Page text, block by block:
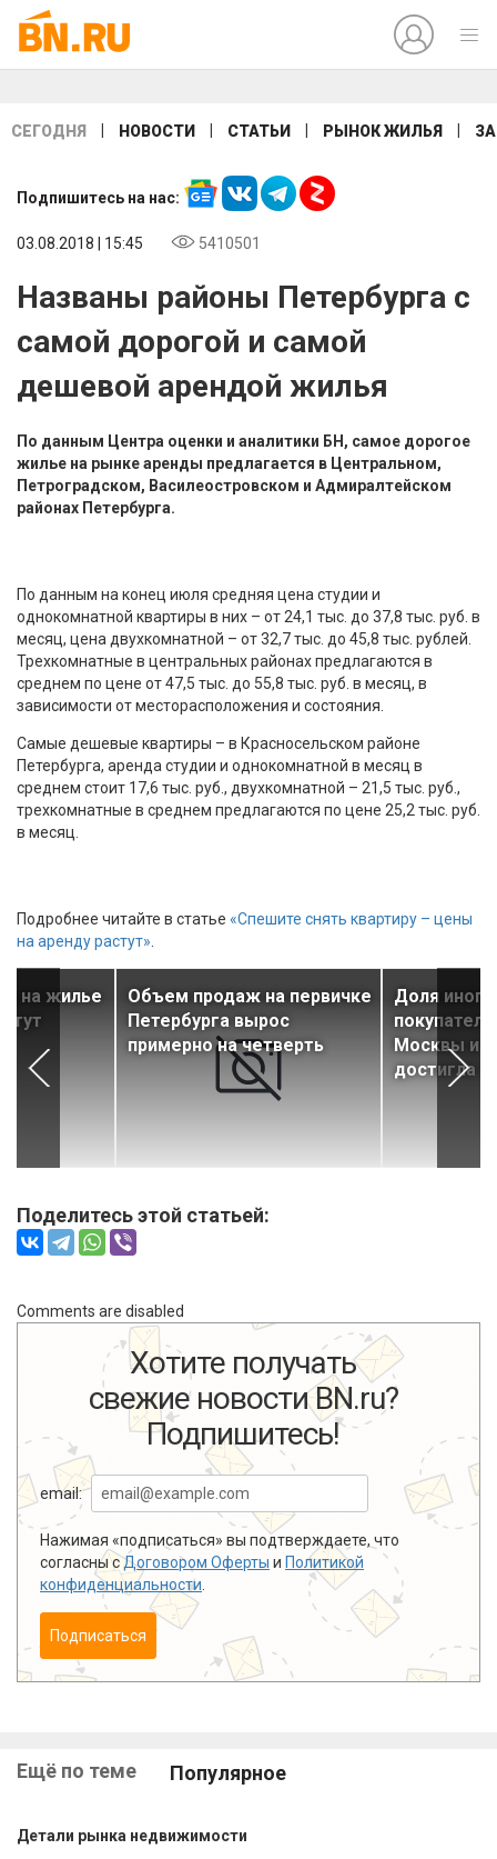
СЕГОДНЯ НОВОСТИ СТАТЬИ РЫНОК ЖИЛЬЯ
Подпишитесь на нас:
03.08.2018 | 15:45 5410501
Названы районы Петербурга с
самой дорогой и самой
дешевой арендой жилья
По данным Центра оценки и аналитики БН, самое дорогое
жилье на рынке аренды предлагается в Центральном,
Петроградском, Василеостровском и Адмиралтейском
районах Петербурга.
По данным на конец июля средняя цена студии и
однокомнатной квартиры в них – от 24,1 тыс. до 37,8 тыс. руб. в
месяц, цена двухкомнатной – от 32,7 тыс. до 45,8 тыс. рублей.
Трехкомнатные в центральных районах предлагаются в
среднем по цене от 47,5 тыс. до 55,8 тыс. руб. в месяц, в
зависимости от месторасположения и состояния.
Самые дешевые квартиры – в Красносельском районе
Петербурга, аренда студии и однокомнатной в месяц в
среднем стоит 17,6 тыс. руб., двухкомнатной – 21,5 тыс. руб.,
трехкомнатные в среднем предлагаются по цене 25,2 тыс. руб.
в месяц.
Подробнее читайте в статье «Спешите снять квартиру – цены
на аренду растут»
на жилье
Объем продаж на первичке
Петербурга вырос
примерно на четверть
Доля
Москвы и
достигла
Поделитесь этой статьей:
Comments are disabled
Хотите получать
свежие новости BN.ru?
Подпишитесь!
email:
Нажимая «подписаться» вы подтверждаете, что
согласны сДоговором Оферты и Политикой
конфиденциальности
Подписаться
Ещё по теме Популярное
Детали рынка недвижимости